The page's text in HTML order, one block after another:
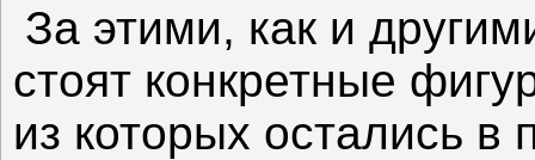
За этими, как и
стоят конкретные
из которых остались в